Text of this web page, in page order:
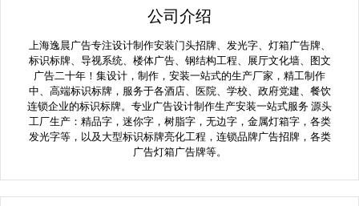
公司介绍
上海逸晨广告专注设计制作安装门头招牌、发光字、灯箱广告牌、
标识标牌、导视系统、楼体广告、钢结构工程、展厅文化墙、图文
广告二十年！集设计，制作，安装一站式的生产厂家，精工制作
中、高端标识标牌，服务于各酒店、医院、学校、政府党建、餐饮
连锁企业的标识标牌。专业广告设计制作生产安装一站式服务 源头
工厂生产：精品字，迷你字，树脂字，无边字，金属灯箱字，各类
发光字等，以及大型标识标牌亮化工程，连锁品牌广告招牌，各类
广告灯箱广告牌等。